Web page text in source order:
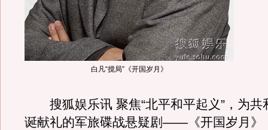
白凡“搅局”《开国岁月》
搜狐娱乐讯 聚焦“北平和平起义”，为共
诞献礼的军旅碟战悬疑剧——《开国岁月》